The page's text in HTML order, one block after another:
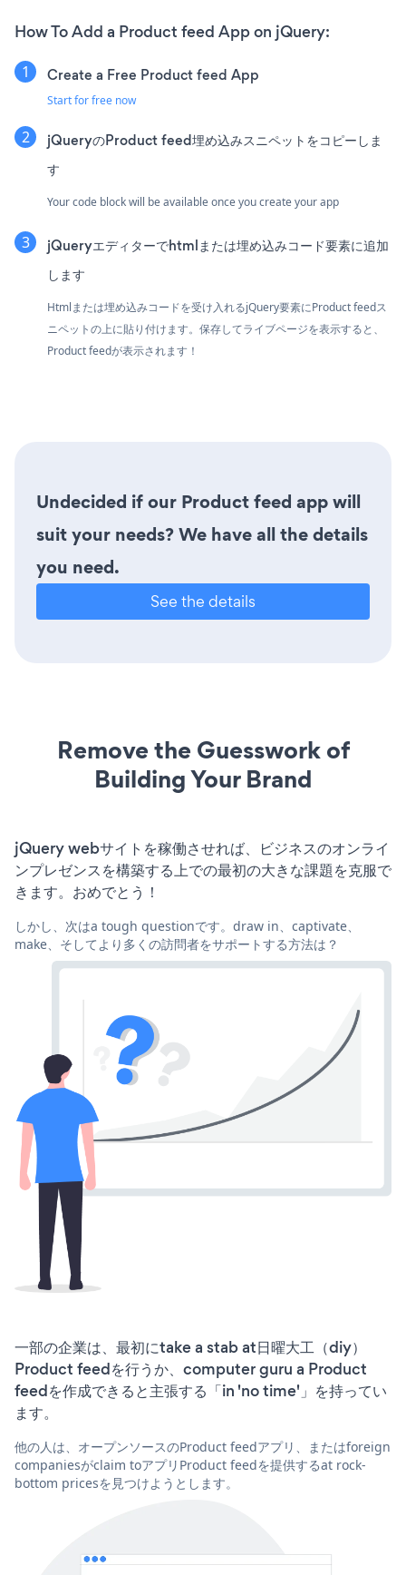
How To Add a Product feed App on jQuery:
Create a Free Product feed App
Start for free now
jQueryのProduct feed埋め込みスニペットをコピーしま
す
Your code block will be available once you create your app
jQueryエディターでhtmlまたは埋め込みコード要素に追加
します
Htmlまたは埋め込みコードを受け入れるjQuery要素にProduct feedス
ニペットの上に貼り付けます。保存してライブページを表示すると、
Product feedが表示されます！
Undecided if our Product feed app will
suit your needs? We have all the details
you need.
See the details
Remove the Guesswork of
Building Your Brand
jQuery webサイトを稼働させれば、ビジネスのオンライ
ンプレゼンスを構築する上での最初の大きな課題を克服で
きます。おめでとう！
しかし、次はa tough questionです。draw in、captivate、
make、そしてより多くの訪問者をサポートする方法は？
一部の企業は、最初にtake a stab at日曜大工（diy）
Product feedを行うか、computer guru a Product
feedを作成できると主張する「in 'no time'」を持ってい
ます。
他の人は、オープンソースのProduct feedアプリ、またはforeign
companiesがclaim toアプリProduct feedを提供するat rock-
bottom pricesを見つけようとします。